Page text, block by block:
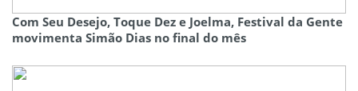
Com Seu Desejo, Toque Dez e Joelma, Festival da Gente
movimenta Simão Dias no final do mês